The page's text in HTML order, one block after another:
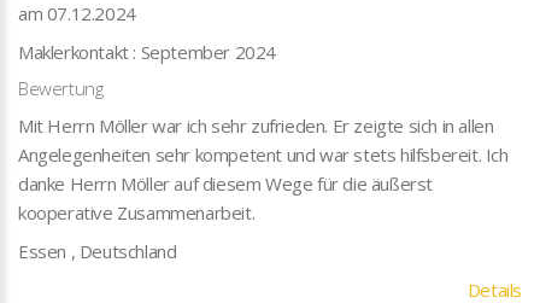
am 07.12.2024
Maklerkontakt : September 2024
Bewertung
Mit Herrn Möller war ich sehr zufrieden. Er zeigte sich in allen
Angelegenheiten sehr kompetent und war stets hilfsbereit. Ich
danke Herrn Möller auf diesem Wege für die äußerst
kooperative Zusammenarbeit.
Essen , Deutschland
Details